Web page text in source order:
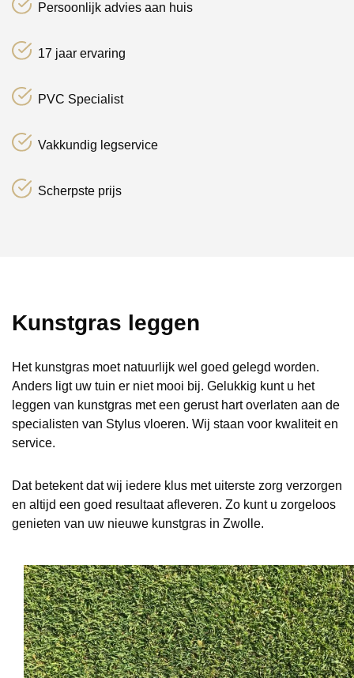
Persoonlijk advies aan huis
17 jaar ervaring
PVC Specialist
Vakkundig legservice
Scherpste prijs
Kunstgras leggen
Het kunstgras moet natuurlijk wel goed gelegd worden.
Anders ligt uw tuin er niet mooi bij. Gelukkig kunt u het
leggen van kunstgras met een gerust hart overlaten aan de
specialisten van Stylus vloeren. Wij staan voor kwaliteit en
service.
Dat betekent dat wij iedere klus met uiterste zorg verzorgen
en altijd een goed resultaat afleveren. Zo kunt u zorgeloos
genieten van uw nieuwe kunstgras in Zwolle.